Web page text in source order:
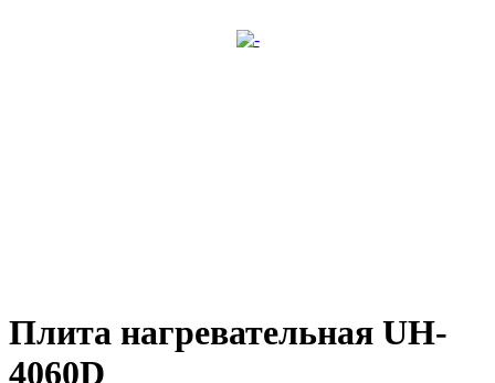
Плита нагревательная UH-
4060D